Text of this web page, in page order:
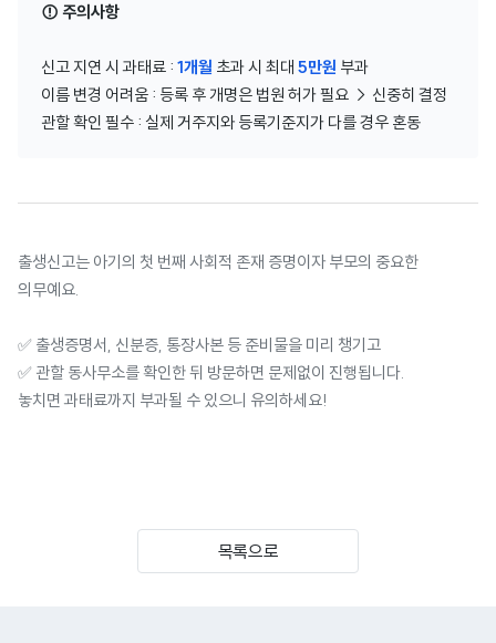
⚠️ 주의사항
신고 지연 시 과태료 : 1개월 초과 시 최대 5만원 부과
이름 변경 어려움 : 등록 후 개명은 법원 허가 필요 → 신중히 결정
관할 확인 필수 : 실제 거주지와 등록기준지가 다를 경우 혼동
출생신고는 아기의 첫 번째 사회적 존재 증명이자 부모의 중요한
의무예요.
✅ 출생증명서, 신분증, 통장사본 등 준비물을 미리 챙기고
✅ 관할 동사무소를 확인한 뒤 방문하면 문제없이 진행됩니다.
놓치면 과태료까지 부과될 수 있으니 유의하세요!
목록으로